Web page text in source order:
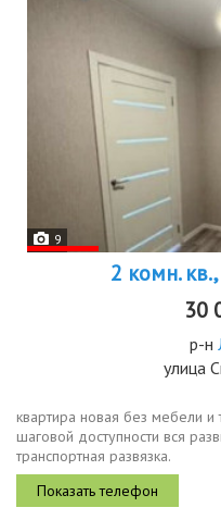
9
2 комн.
30
р-н
улица
квартира новая без мебели
шаговой доступности вся
транспортная развязка.